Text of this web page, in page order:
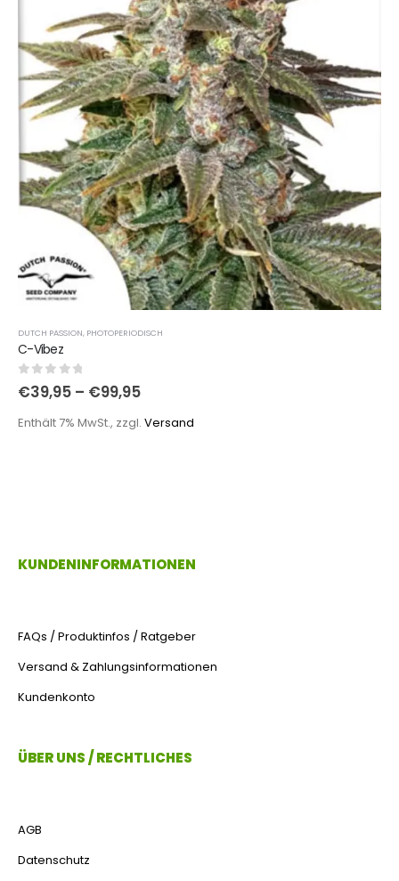
DUTCH PASSION, PHOTOPERIODISCH
C-Vibez
0out of 5
€39,95 – €99,95
Enthält 7% MwSt., zzgl. Versand
KUNDENINFORMATIONEN
FAQs / Produktinfos / Ratgeber
Versand & Zahlungsinformationen
Kundenkonto
ÜBER UNS / RECHTLICHES
AGB
Datenschutz